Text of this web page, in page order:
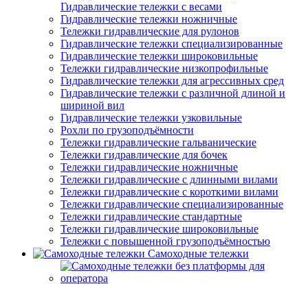
Гидравлические тележки с весами
Гидравлические тележки ножничные
Тележки гидравлические для рулонов
Гидравлические тележки специализированные
Гидравлические тележки широковильные
Тележки гидравлические низкопрофильные
Гидравлические тележки для агрессивных сред
Гидравлические тележки с различной длиной и
шириной вил
Гидравлические тележки узковильные
Рохли по грузоподъёмности
Тележки гидравлические гальванические
Тележки гидравлические для бочек
Тележки гидравлические ножничные
Тележки гидравлические с длинными вилами
Тележки гидравлические с короткими вилами
Тележки гидравлические специализированные
Тележки гидравлические стандартные
Тележки гидравлические широковильные
Тележки с повышенной грузоподъёмностью
Самоходные тележки